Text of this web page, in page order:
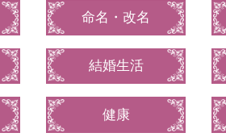
命名・改名
結婚生活
健康